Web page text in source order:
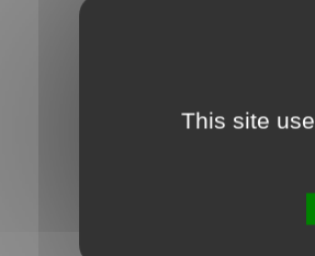
This site